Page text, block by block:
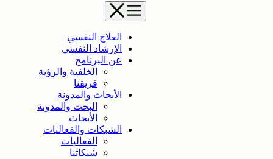
العلاج النفسي
الإرشاد النفسي
عن البرنامج
الخلفية والرؤية
فريقنا
الأبحاث والمدونة
البحث والمدونة
الأبحاث
الشبكات والفعاليات
الفعاليات
شبكاتنا